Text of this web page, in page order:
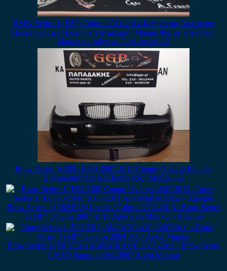
BMW Series 1 (E82) Cabrio 2011-2014 Καθρέπτης Αριστερός
Ηλεκτρικός με Ηλεκτρική Ανάκληση Μαύρο Φις με 3 Ακίδες /
Μαύρο με τρίγωνο Γυαλιστερό / Θ
Bmw Series 1(E82 / E88) 2007-2011 Coupe / Cabrio Εμπρός
Προφυλακτήρας με Προβολείς / Μαύρο / Θ
Bmw Series 1 (E82/E88) Coupe / Cabrio 2007-2013 / Bmw Series
1 (E87) 5πορτο 2007-2011 Αριστερή Μάσκα – Χρώμιο
Bmw Series 1 (E87/E81) M-PACKAGE 2007-2011 / Bmw Series
1 (E87) 5πορτο 2004-2007 Δεξιά Μάσκα